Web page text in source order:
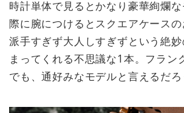
時計単体で見るとかなり豪華絢爛
際に腕につけるとスクエアケースの
派手すぎず大人しすぎずという絶
まってくれる不思議な1本。フラン
でも、通好みなモデルと言えるだろ